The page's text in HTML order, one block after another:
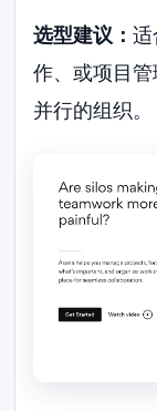
选型建议：
作、或项目
并行的组织。